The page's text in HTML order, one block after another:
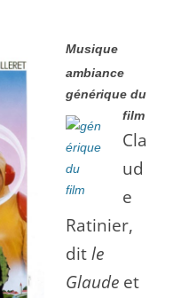
Musique
ambiance
générique du
film
Cla
ud
e
Ratinier,
dit le
Glaude et